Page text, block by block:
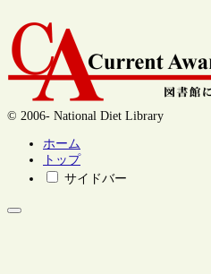
© 2006- National Diet Library
ホーム
トップ
サイドバー